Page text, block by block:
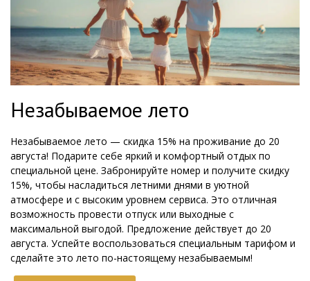
Незабываемое лето
Незабываемое лето — скидка 15% на проживание до 20
августа! Подарите себе яркий и комфортный отдых по
специальной цене. Забронируйте номер и получите скидку
15%, чтобы насладиться летними днями в уютной
атмосфере и с высоким уровнем сервиса. Это отличная
возможность провести отпуск или выходные с
максимальной выгодой. Предложение действует до 20
августа. Успейте воспользоваться специальным тарифом и
сделайте это лето по-настоящему незабываемым!